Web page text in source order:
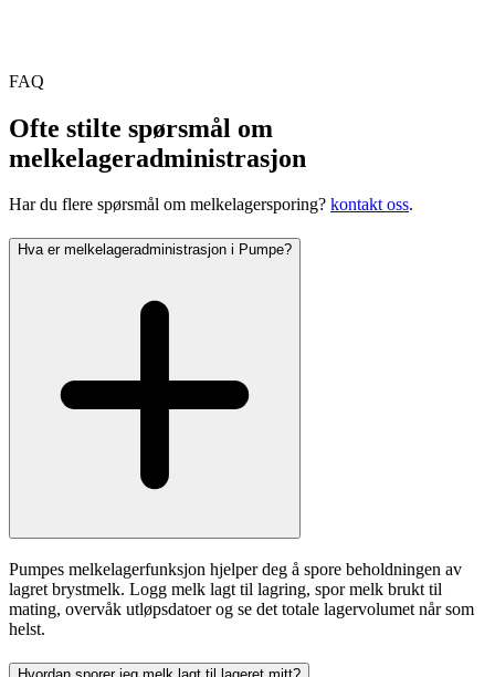
FAQ
Ofte stilte spørsmål om
melkelageradministrasjon
Har du flere spørsmål om melkelagersporing? kontakt oss.
Hva er melkelageradministrasjon i Pumpe?
Pumpes melkelagerfunksjon hjelper deg å spore beholdningen av
lagret brystmelk. Logg melk lagt til lagring, spor melk brukt til
mating, overvåk utløpsdatoer og se det totale lagervolumet når som
helst.